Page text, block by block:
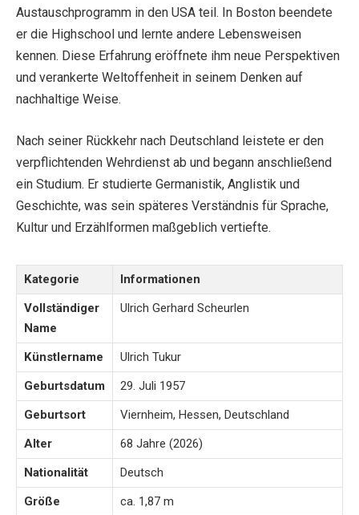
Austauschprogramm in den USA teil. In Boston beendete
er die Highschool und lernte andere Lebensweisen
kennen. Diese Erfahrung eröffnete ihm neue Perspektiven
und verankerte Weltoffenheit in seinem Denken auf
nachhaltige Weise.
Nach seiner Rückkehr nach Deutschland leistete er den
verpflichtenden Wehrdienst ab und begann anschließend
ein Studium. Er studierte Germanistik, Anglistik und
Geschichte, was sein späteres Verständnis für Sprache,
Kultur und Erzählformen maßgeblich vertiefte.
Kategorie
Informationen
Vollständiger
Name
Ulrich Gerhard Scheurlen
Künstlername
Ulrich Tukur
Geburtsdatum
29. Juli 1957
Geburtsort
Viernheim, Hessen, Deutschland
Alter
68 Jahre (2026)
Nationalität
Deutsch
Größe
ca. 1,87 m